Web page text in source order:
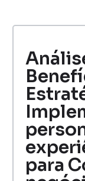
para